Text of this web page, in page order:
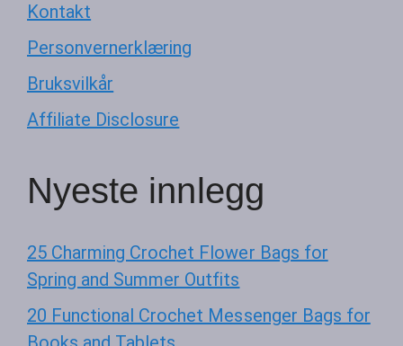
Kontakt
Personvernerklæring
Bruksvilkår
Affiliate Disclosure
Nyeste innlegg
25 Charming Crochet Flower Bags for
Spring and Summer Outfits
20 Functional Crochet Messenger Bags for